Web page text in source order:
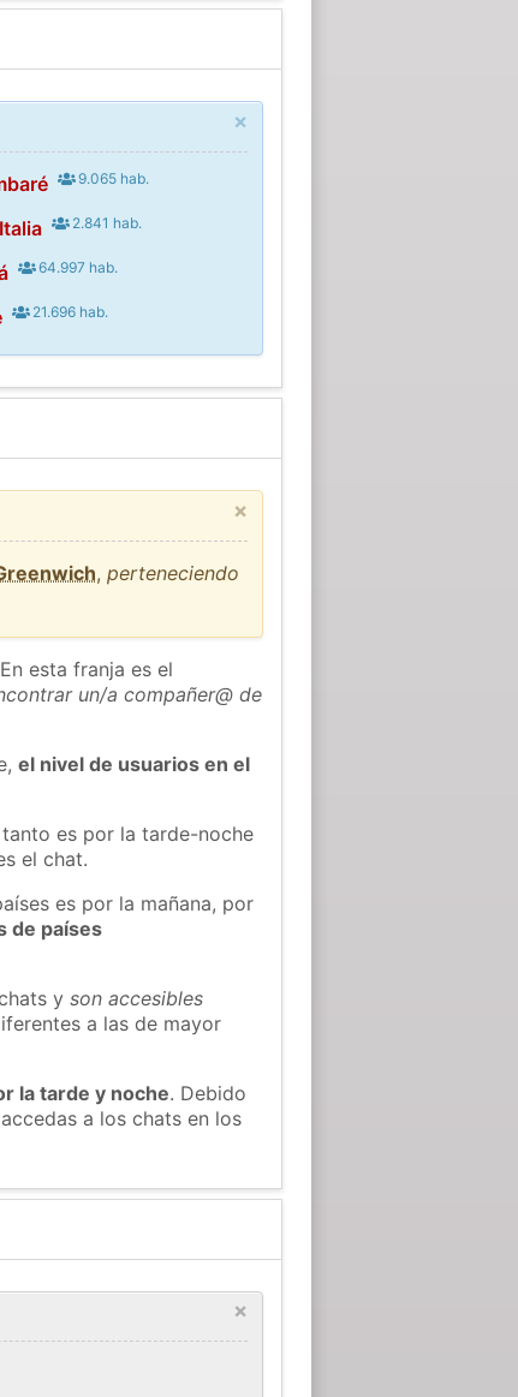
×
9.065 hab.
2.841 hab.
64.997 hab.
21.696 hab.
×
,perteneciendo
esta franja es el
un/a compañer@ de
el nivel de usuarios en el
es por la tarde-noche
el chat.
es por la mañana, por
de países
yson accesibles
a las de mayor
la tarde y noche. Debido
a los chats en los
×